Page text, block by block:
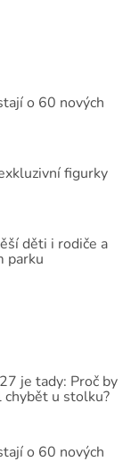
o 60 nových
figurky
děti i rodiče a
parku
je tady: Proč by
u stolku?
o 60 nových